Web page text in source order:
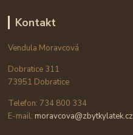
Kontakt
Vendula Moravcová
Dobratice 311
73951 Dobratice
Telefon: 734 800 334
E-mail: moravcova@zbytkylatek.cz